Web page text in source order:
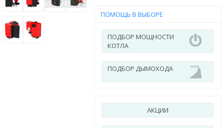
ПОМОЩЬ В ВЫБОРЕ
ПОДБОР МОЩНОСТИ
КОТЛА
ПОДБОР ДЫМОХОДА
АКЦИИ